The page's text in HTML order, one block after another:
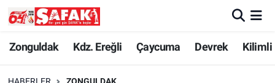
Zonguldak Kdz. Ereğli Çaycuma Devrek Kilimli
Zonguldak
Kdz. Ereğli
Zonguldak Nöbetçi Eczaneler
Zonguldak Hava Durumu